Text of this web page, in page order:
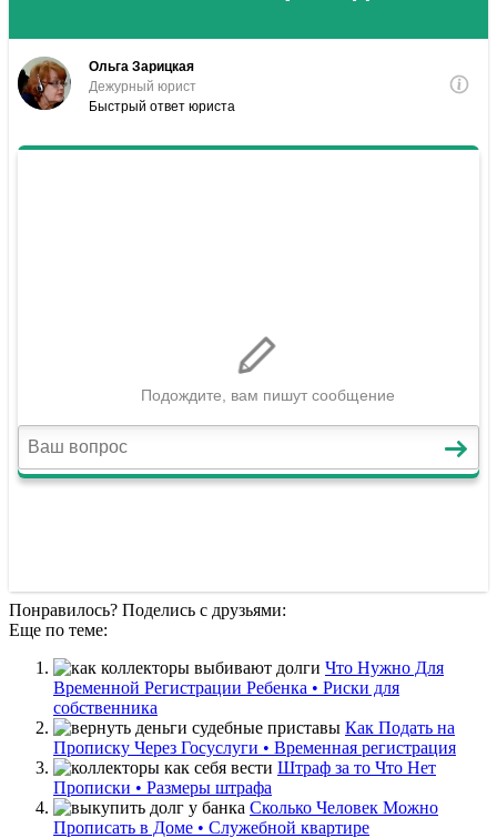
Понравилось? Поделись с друзьями:
Еще по теме:
Что Нужно Для
Временной Регистрации Ребенка • Риски для
собственника
Как Подать на
Прописку Через Госуслуги • Временная регистрация
Штраф за то Что Нет
Прописки • Размеры штрафа
Сколько Человек Можно
Прописать в Доме • Служебной квартире